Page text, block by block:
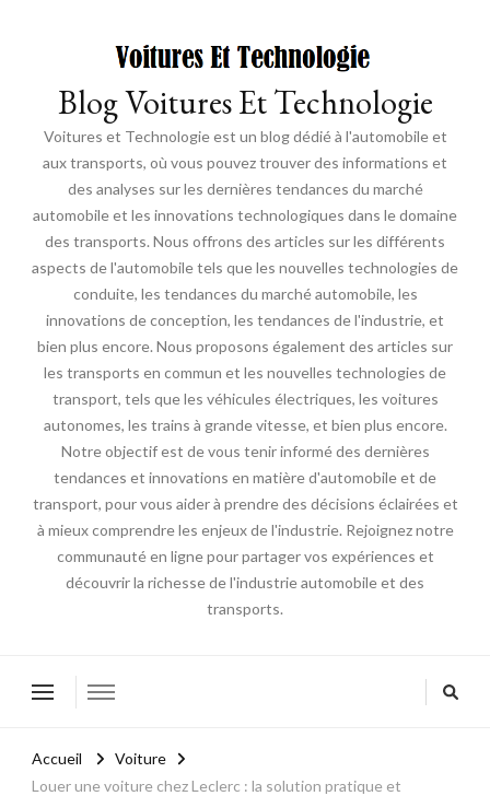
Blog Voitures Et Technologie
Voitures et Technologie est un blog dédié à l'automobile et
aux transports, où vous pouvez trouver des informations et
des analyses sur les dernières tendances du marché
automobile et les innovations technologiques dans le domaine
des transports. Nous offrons des articles sur les différents
aspects de l'automobile tels que les nouvelles technologies de
conduite, les tendances du marché automobile, les
innovations de conception, les tendances de l'industrie, et
bien plus encore. Nous proposons également des articles sur
les transports en commun et les nouvelles technologies de
transport, tels que les véhicules électriques, les voitures
autonomes, les trains à grande vitesse, et bien plus encore.
Notre objectif est de vous tenir informé des dernières
tendances et innovations en matière d'automobile et de
transport, pour vous aider à prendre des décisions éclairées et
à mieux comprendre les enjeux de l'industrie. Rejoignez notre
communauté en ligne pour partager vos expériences et
découvrir la richesse de l'industrie automobile et des
transports.
Accueil
Voiture
Louer une voiture chez Leclerc : la solution pratique et